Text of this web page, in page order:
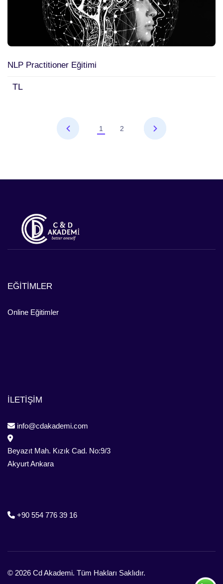
776 39 16
Kızık Cad. No:9/3
NLP Practitioner Eğitimi
TL
1 2
EĞİTİMLER
Online Eğitimler
İLETİŞİM
info@cdakademi.com
Beyazıt Mah. Kızık Cad. No:9/3
Akyurt Ankara
+90 554 776 39 16
© 2026 Cd Akademi. Tüm Hakları Saklıdır.